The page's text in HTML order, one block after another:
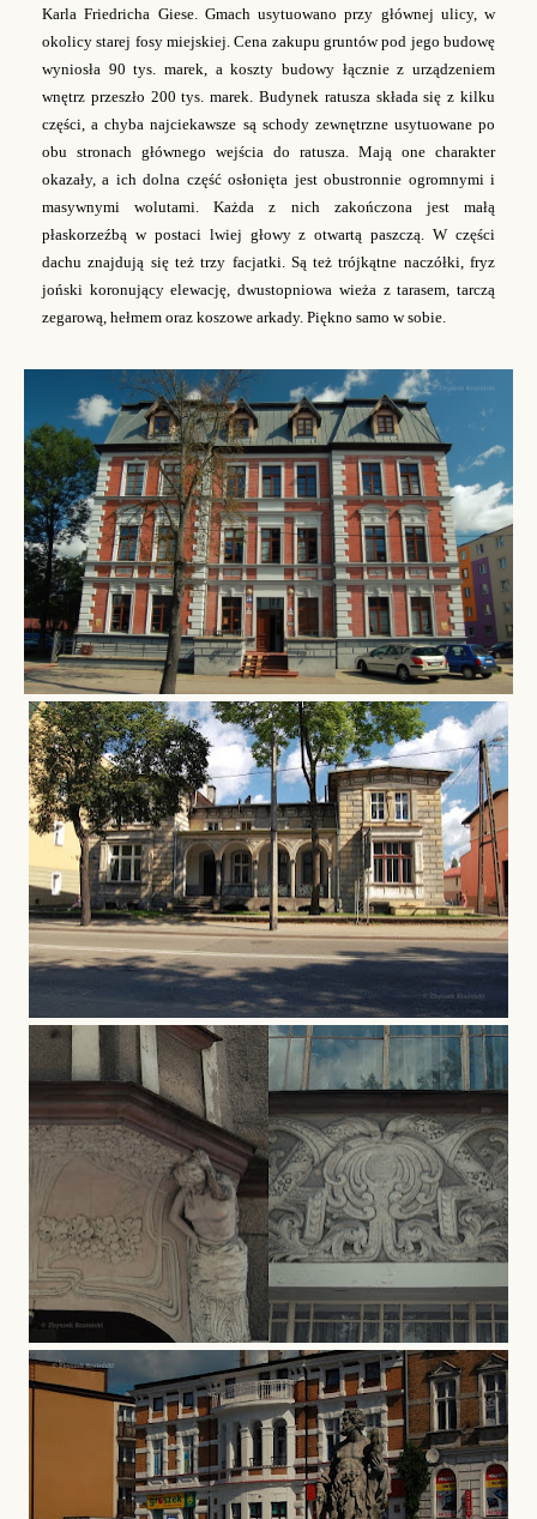
Karla Friedricha Giese. Gmach usytuowano przy głównej ulicy, w
okolicy starej fosy miejskiej. Cena zakupu gruntów pod jego budowę
wyniosła 90 tys. marek, a koszty budowy łącznie z urządzeniem
wnętrz przeszło 200 tys. marek. Budynek ratusza składa się z kilku
części, a chyba najciekawsze są schody zewnętrzne usytuowane po
obu stronach głównego wejścia do ratusza. Mają one charakter
okazały, a ich dolna część osłonięta jest obustronnie ogromnymi i
masywnymi wolutami. Każda z nich zakończona jest małą
płaskorzeźbą w postaci lwiej głowy z otwartą paszczą. W części
dachu znajdują się też trzy facjatki. Są też trójkątne naczółki, fryz
joński koronujący elewację, dwustopniowa wieża z tarasem, tarczą
zegarową, hełmem oraz koszowe arkady. Piękno samo w sobie.